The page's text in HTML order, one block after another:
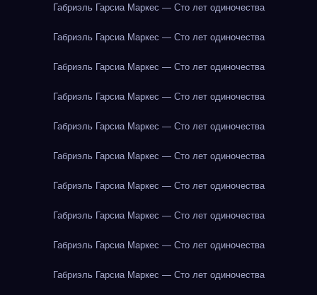
Габриэль Гарсиа Маркес — Сто лет одиночества
Габриэль Гарсиа Маркес — Сто лет одиночества
Габриэль Гарсиа Маркес — Сто лет одиночества
Габриэль Гарсиа Маркес — Сто лет одиночества
Габриэль Гарсиа Маркес — Сто лет одиночества
Габриэль Гарсиа Маркес — Сто лет одиночества
Габриэль Гарсиа Маркес — Сто лет одиночества
Габриэль Гарсиа Маркес — Сто лет одиночества
Габриэль Гарсиа Маркес — Сто лет одиночества
Габриэль Гарсиа Маркес — Сто лет одиночества